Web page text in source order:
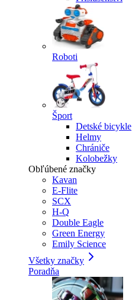
Roboti
Šport
Detské bicykle
Helmy
Chrániče
Kolobežky
Obľúbené značky
Kavan
E-Flite
SCX
H-Q
Double Eagle
Green Energy
Emily Science
Všetky značky
Poradňa